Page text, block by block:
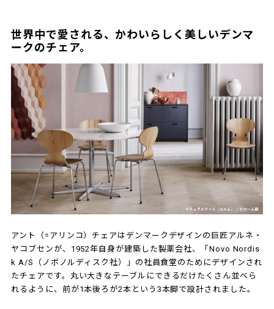
世界中で愛される、かわいらしく美しいデンマ
ークのチェア。
アント（=アリンコ）チェアはデンマークデザインの巨匠アルネ・
ヤコブセンが、1952年自身が建築した製薬会社、「Novo Nordis
k A/S（ノボノルディスク社）」の社員食堂のためにデザインされ
たチェアです。丸い大きなテーブルにできるだけたくさん並べら
れるように、前が1本後ろが2本という3本脚で設計されました。